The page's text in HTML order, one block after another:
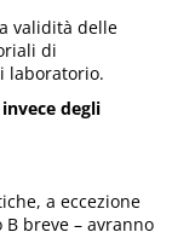
validità delle
di
laboratorio.
degli
a eccezione
breve – avranno